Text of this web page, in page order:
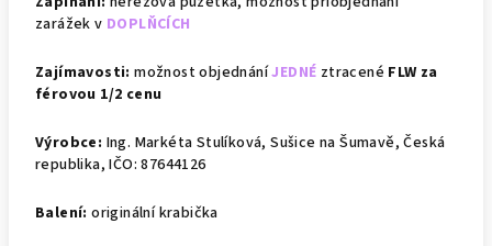
zarážek v DOPLŇCÍCH
Zajímavosti:možnost objednáníJEDNÉ ztracené FLW za
férovou 1/2 cenu
Výrobce: Ing. Markéta Stulíková, Sušice na Šumavě, Česká
republika, IČO: 87644126
Balení: originální krabička